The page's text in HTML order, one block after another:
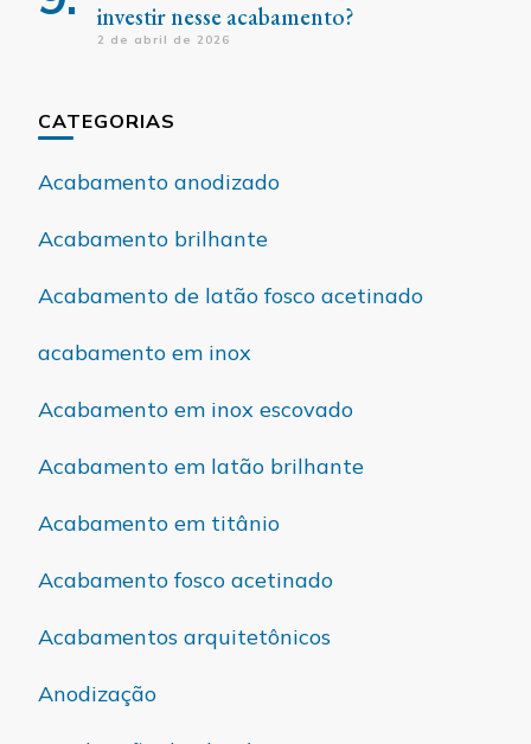
investir nesse acabamento?
2 de abril de 2026
CATEGORIAS
Acabamento anodizado
Acabamento brilhante
Acabamento de latão fosco acetinado
acabamento em inox
Acabamento em inox escovado
Acabamento em latão brilhante
Acabamento em titânio
Acabamento fosco acetinado
Acabamentos arquitetônicos
Anodização